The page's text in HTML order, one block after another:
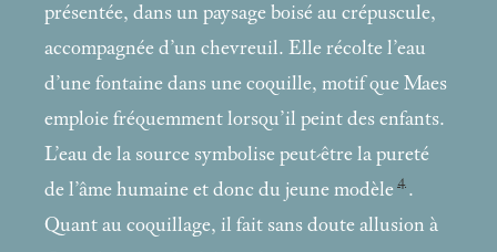
présentée, dans un paysage boisé au crépuscule,
accompagnée d’un chevreuil. Elle récolte l’eau
d’une fontaine dans une coquille, motif que Maes
emploie fréquemment lorsqu’il peint des enfants.
L’eau de la source symbolise peut-être la pureté
de l’âme humaine et donc du jeune modèle4.
Quant au coquillage, il fait sans doute allusion à